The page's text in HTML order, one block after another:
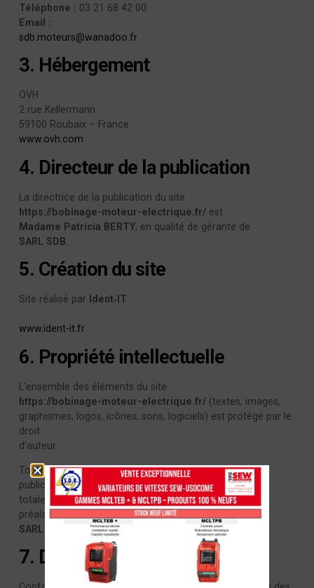
Téléphone : 03 21 68 42 00
Email :
sdb.moteurs@wanadoo.fr
3. Hébergement
OVH
2 rue Kellermann
59100 Roubaix – France
www.ovh.com
4. Directeur de la publication
La directrice de la publication du site
https://bobinage-moteur-electrique.fr/est
Madame Patricia BERTY, en qualité de gérante de
SARL SDB
5. Création du site
Site réalisé par Ident‑IT
www.ident-it.fr
6. Propriété intellectuelle
L’ensemble des éléments du site
https://bobinage-moteur-electrique.fr/(textes, images,
graphismes, logos, icônes, sons, logiciels) est protégé par le
droit
d’auteur.
Toute reproduction, représentation, modification,
publication ou adaptation,
totale ou partielle, est interdite sans autorisation écrite
préalable de
SARL SDB
7. Données personnelles